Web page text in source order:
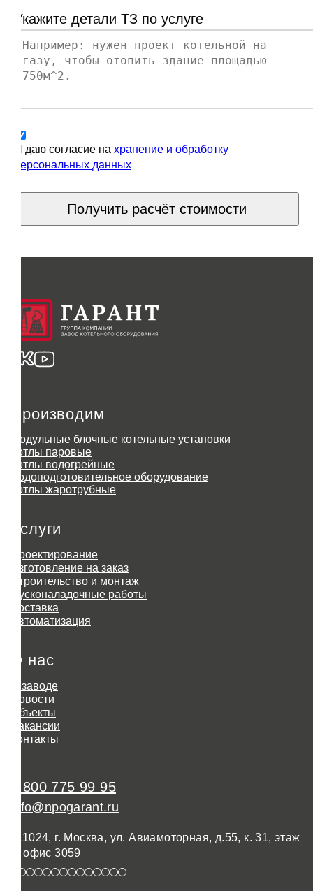
Укажите детали ТЗ по услуге
Я даю согласие на хранение и обработку
персональных данных
Получить расчёт стоимости
Производим
Модульные блочные котельные установки
Котлы паровые
Котлы водогрейные
Водоподготовительное оборудование
Котлы жаротрубные
Услуги
Проектирование
Изготовление на заказ
Строительство и монтаж
Пусконаладочные работы
Доставка
Автоматизация
О нас
О заводе
Новости
Объекты
Вакансии
Контакты
8 800 775 99 95
info@npogarant.ru
111024, г. Москва, ул. Авиамоторная, д.55, к. 31, этаж
3, офис 3059